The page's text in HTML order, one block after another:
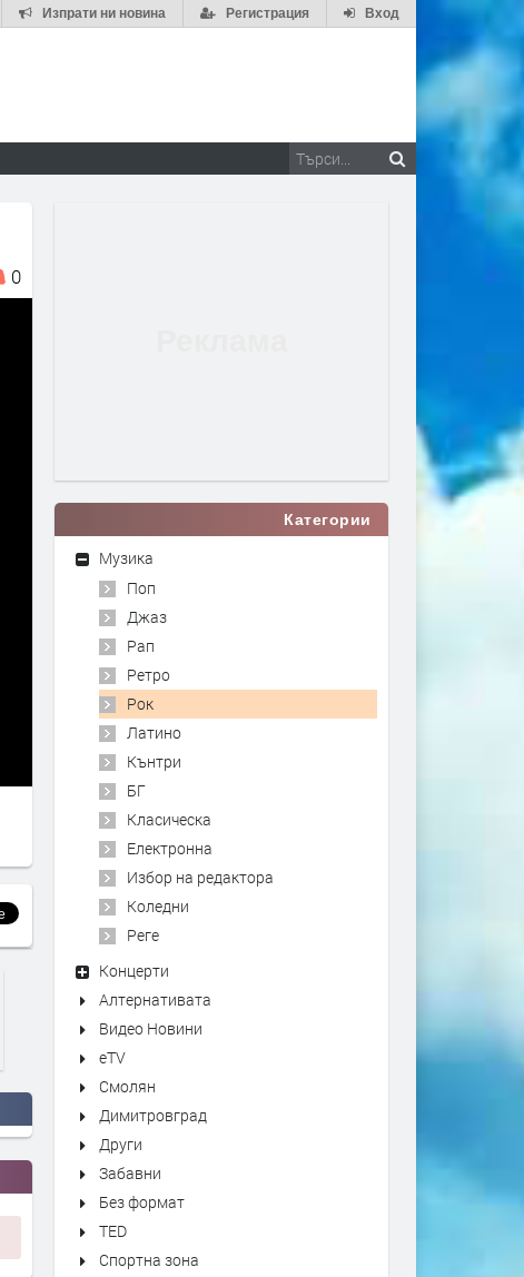
Вход
Регистрация
Изпрати ни новина
0
Категории
Музика
Поп
Джаз
Рап
Ретро
Рок
Латино
Кънтри
БГ
Класическа
Електронна
Избор на редактора
Коледни
Реге
Концерти
Алтернативата
Видео Новини
eTV
Смолян
Димитровград
Други
Забавни
Без формат
TED
Спортна зона